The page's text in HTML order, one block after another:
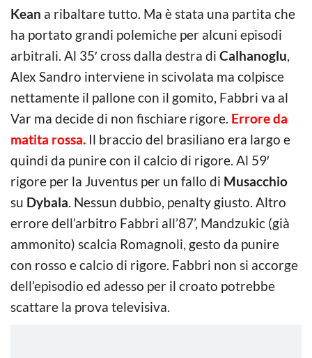
Kean a ribaltare tutto. Ma è stata una partita che
ha portato grandi polemiche per alcuni episodi
arbitrali. Al 35′ cross dalla destra di Calhanoglu,
Alex Sandro interviene in scivolata ma colpisce
nettamente il pallone con il gomito, Fabbri va al
Var ma decide di non fischiare rigore. Errore da
matita rossa. Il braccio del brasiliano era largo e
quindi da punire con il calcio di rigore. Al 59′
rigore per la Juventus per un fallo di Musacchio
su Dybala. Nessun dubbio, penalty giusto. Altro
errore dell’arbitro Fabbri all’87’, Mandzukic (già
ammonito) scalcia Romagnoli, gesto da punire
con rosso e calcio di rigore. Fabbri non si accorge
dell’episodio ed adesso per il croato potrebbe
scattare la prova televisiva.